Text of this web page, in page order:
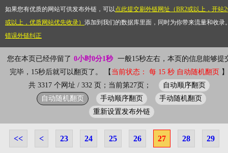
如果您有优质的网站可供发布外链，可以点此提交刷外链网址（BR2或以上，开站
或以上，优质网站优先收录） 添加到我们的数据库里面，同时为你带来流量和收录
错误外链纠正
您在本页已经停留了 0小时0分1秒
一般15秒左右，本页的信息能够提
完毕，15秒后就可以翻页了。 【 当前状态： 每 15 秒 自动随机翻页 】
共 3317 个网址 / 332 页；当前第27页；
自动顺序翻页
自动随机翻页
手动顺序翻页
手动随机翻页
重新设置发布外链
<< < 23 24 25 26 27 28 29